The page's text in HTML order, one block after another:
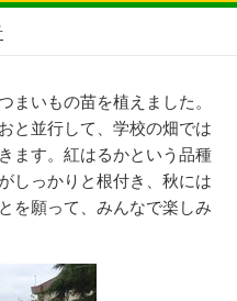
まいもの苗を植えました。
と並行して、学校の畑では
ます。紅はるかという品種
しっかりと根付き、秋には
を願って、みんなで楽しみ